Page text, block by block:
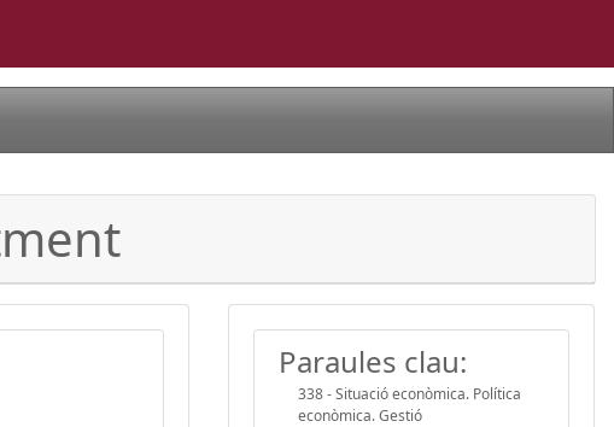
Paraules clau:
338 - Situació econòmica. Política
econòmica. Gestió